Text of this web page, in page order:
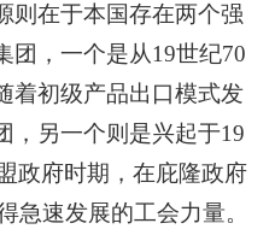
则在于本国存在两个强
团，一个是从19世纪70
着初级产品出口模式发
，另一个则是兴起于19
政府时期，在庇隆政府
急速发展的工会力量。